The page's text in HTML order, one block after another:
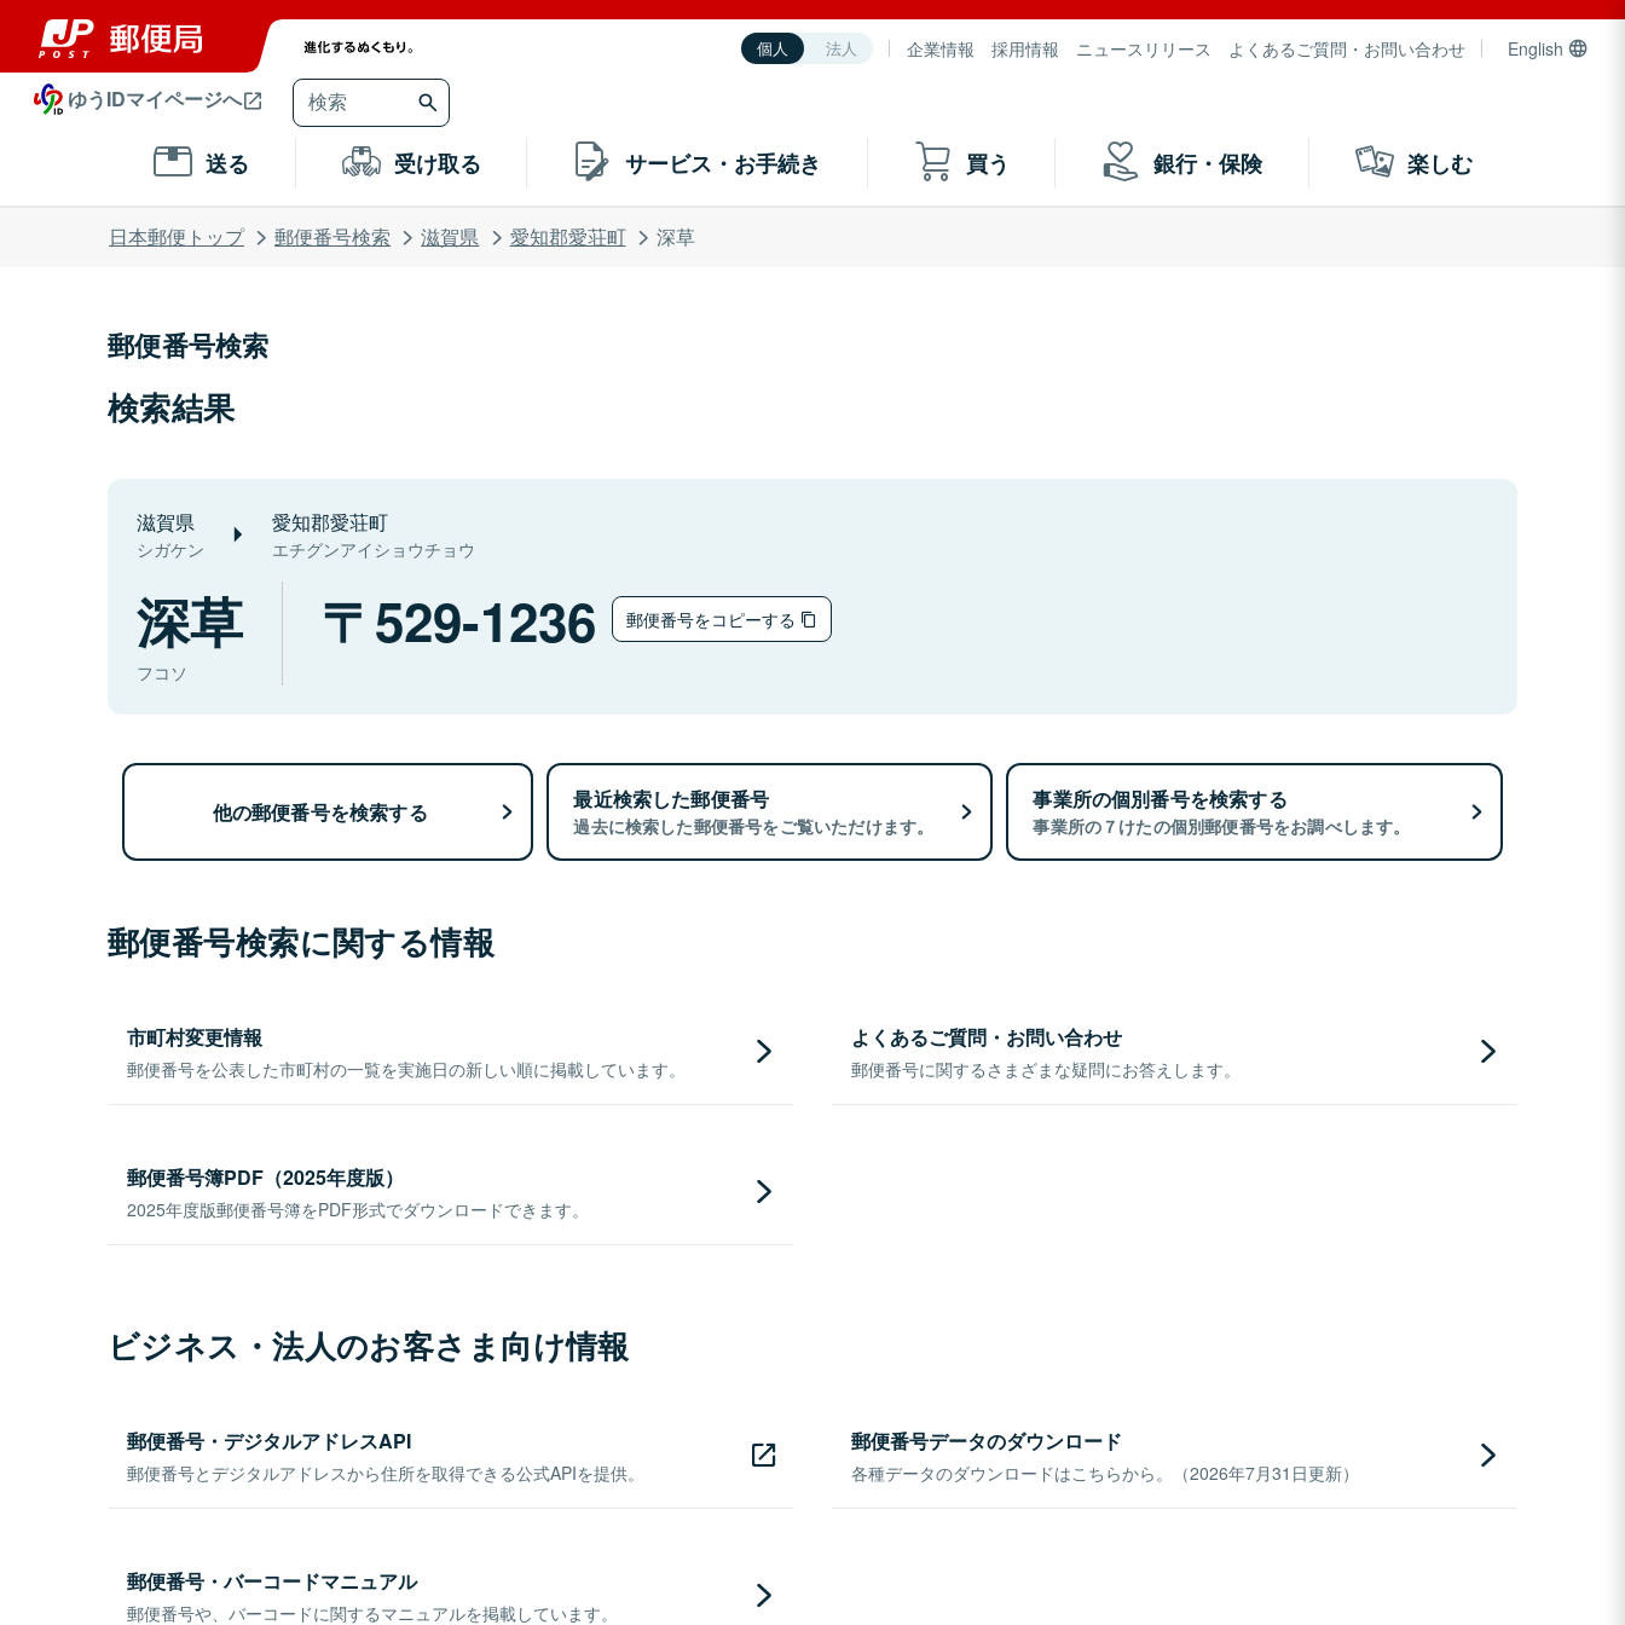
個人 法人 企業情報 採用情報 ニュースリリース よくあるご質問・お問い合わせ English
ゆうIDマイページへ
送る 受け取る サービス・お手続き 買う 銀行・保険 楽しむ
日本郵便トップ 郵便番号検索 滋賀県 愛知郡愛荘町 深草
郵便番号検索
検索結果
滋賀県
シガケン
愛知郡愛荘町
エチグンアイショウチョウ
深草
フコソ
529-1236 郵便番号をコピーする
他の郵便番号を検索する 最近検索した郵便番号
過去に検索した郵便番号をご覧いただけます。
事業所の個別番号を検索する
事業所の７けたの個別郵便番号をお調べします。
郵便番号検索に関する情報
市町村変更情報
郵便番号を公表した市町村の一覧を実施日の新しい順に掲載しています。
よくあるご質問・お問い合わせ
郵便番号に関するさまざまな疑問にお答えします。
郵便番号簿PDF（2025年度版）
2025年度版郵便番号簿をPDF形式でダウンロードできます。
ビジネス・法人のお客さま向け情報
郵便番号・デジタルアドレスAPI
郵便番号とデジタルアドレスから住所を取得できる公式APIを提供。
郵便番号データのダウンロード
各種データのダウンロードはこちらから。（2026年7月31日更新）
郵便番号・バーコードマニュアル
郵便番号や、バーコードに関するマニュアルを掲載しています。